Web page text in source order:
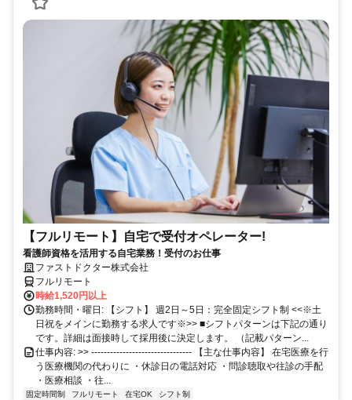
【フルリモート】自宅で受付オペレーター!
看護師資格を活用する自宅業務！受付のお仕事
ファストドクター株式会社
フルリモート
時給1,520円以上
勤務時間・曜日: 【シフト】 週2日～5日：完全固定シフト制 <<※土
日祝をメインに勤務する求人です※>> ■シフトパターンは下記の通り
です。詳細は面接時して採用後に決定します。 （記載パターン...
仕事内容: >> -------------------------------- 【主な仕事内容】 在宅医療を行
う医療機関の代わりに ・休診日の電話対応 ・問診聴取や往診の手配
・医療相談 ・往...
固定時間制 フルリモート 在宅OK シフト制